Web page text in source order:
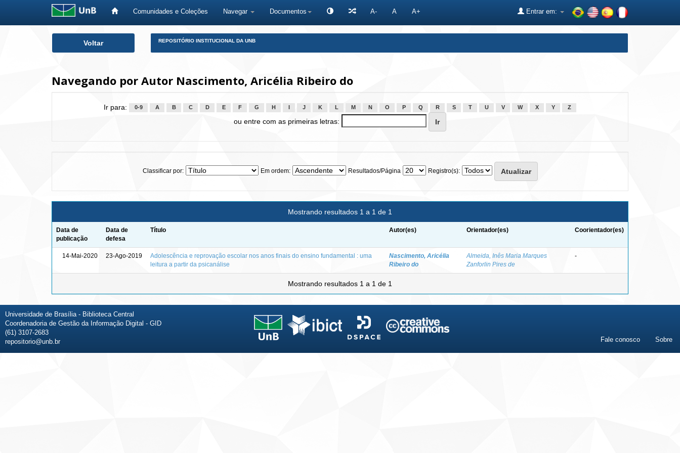
Comunidades e Coleções Navegar Documentos A- A A+ Entrar em:
Voltar REPOSITÓRIO INSTITUCIONAL DA UNB
Navegando por Autor Nascimento, Aricélia Ribeiro do
Ir para: 0-9 A B C D E F G H J K L M N O P Q R S T U V W X Y Z
ou entre com as primeiras letras:
Classificar por: Em ordem: Resultados/Página Registro(s):
Mostrando resultados 1 a 1 de 1
Data de
publicação
Data de
defesa
Título Autor(es) Orientador(es) Coorientador(es)
14-Mai-2020 23-Ago-2019
Adolescência e reprovação escolar nos anos finais do ensino fundamental : uma
leitura a partir da psicanálise
Nascimento, Aricélia
Ribeiro do
Almeida, Inês Maria Marques
Zanforlin Pires de
-
Mostrando resultados 1 a 1 de 1
Universidade de Brasília - Biblioteca Central
Coordenadoria de Gestão da Informação Digital - GID
(61) 3107-2683
repositorio@unb.br
Fale conosco Sobre